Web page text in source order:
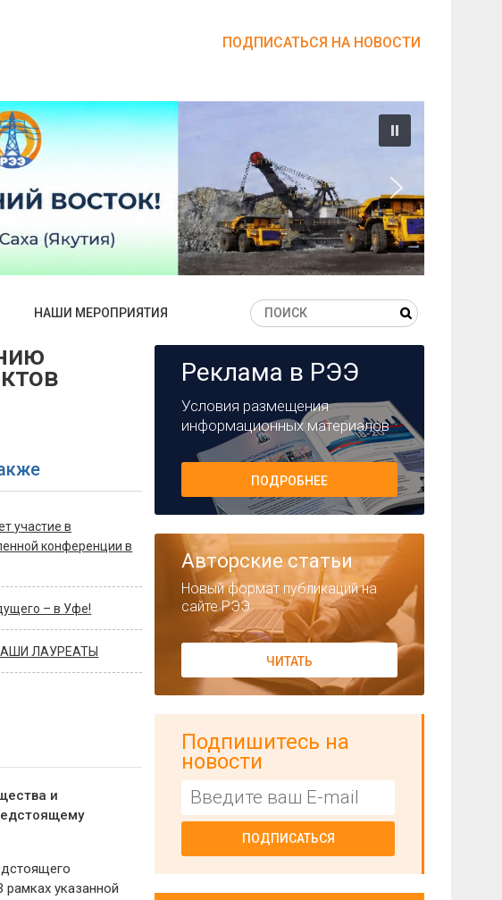
ПОДПИСАТЬСЯ НА НОВОСТИ
НАШИ МЕРОПРИЯТИЯ
участие в
конференции в
– в Уфе!
ЛАУРЕАТЫ
и
указанной
Реклама в РЭЭ
Условия размещения
информационных материалов
ПОДРОБНЕЕ
Авторские статьи
Новый формат публикаций на
сайте РЭЭ
ЧИТАТЬ
Подпишитесь на
новости
ПОДПИСАТЬСЯ